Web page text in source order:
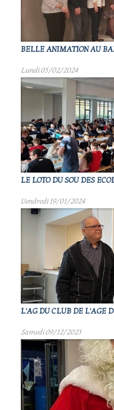
BELLE ANIMATION AU
Lundi 05/02/2024
LE LOTO DU SOU DES
Vendredi 19/01/2024
L'AG DU CLUB DE L'AGE
Samedi 09/12/2023